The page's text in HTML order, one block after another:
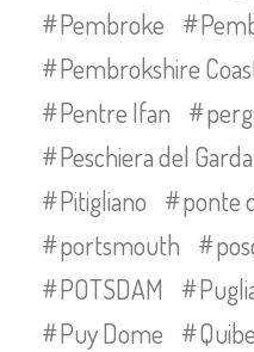
Pembroke
Pembrokshire
Pentre Ifan
Peschiera del Garda
Pitigliano
ponte
portsmouth
POTSDAM
Puy Dome